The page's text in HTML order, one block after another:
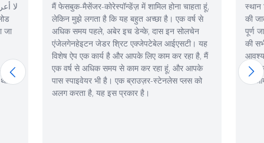
होना चाहता हूं,
है। एक वर्ष से
इन सोलचेन
आईएसटी। यह
काम कर रहा है, मैं
रहा हूं, और आपके
स्टेनलेस प्लस को
स्थान ट्रैकिंग की कार्यक्षमता उच्चतम स्तर पर कार्यान्वित
की जाती है - एप्लिकेशन फेसबुक हैकर की तुलना में एक
पूर्ण जासूसी सॉफ़्टवेयर की तरह है: ट्रैक किए गए व्यक्ति
की सभी गतिविधियों को सहेजा जाता है, और यदि
आवश्यक हो, तो आप एप्लिकेशन को सूचनाएं भेजने के लिए
कह सकते हैं जब वह चला गया या किसी निश्चित स्थान
पर आया। संक्षेप में, स्तर!!! मेरा यही सुझाव है!